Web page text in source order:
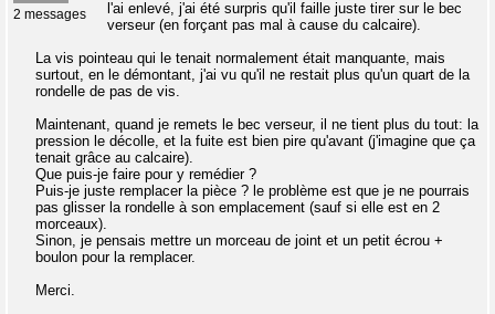
2 messages
l'ai enlevé, j'ai été surpris qu'il faille juste tirer sur le bec
verseur (en forçant pas mal à cause du calcaire).
La vis pointeau qui le tenait normalement était manquante, mais
surtout, en le démontant, j'ai vu qu'il ne restait plus qu'un quart de la
rondelle de pas de vis.
Maintenant, quand je remets le bec verseur, il ne tient plus du tout: la
pression le décolle, et la fuite est bien pire qu'avant (j'imagine que ça
tenait grâce au calcaire).
Que puis-je faire pour y remédier ?
Puis-je juste remplacer la pièce ? le problème est que je ne pourrais
pas glisser la rondelle à son emplacement (sauf si elle est en 2
morceaux).
Sinon, je pensais mettre un morceau de joint et un petit écrou +
boulon pour la remplacer.
Merci.